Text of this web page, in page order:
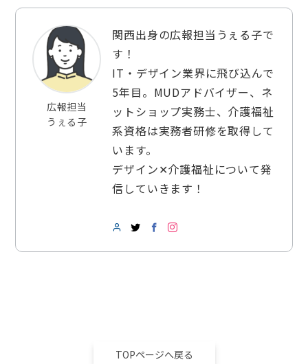
広報担当
うぇる子
関西出身の広報担当うぇる子で
す！
IT・デザイン業界に飛び込んで
5年目。MUDアドバイザー、ネ
ットショップ実務士、介護福祉
系資格は実務者研修を取得して
います。
デザイン✕介護福祉について発
信していきます！
TOPページへ戻る